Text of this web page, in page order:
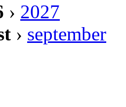
› 2027
› september